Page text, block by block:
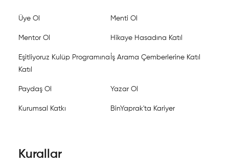
Üye Ol Menti Ol
Mentor Ol Hikaye Hasadına Katıl
Eşitliyoruz Kulüp Programına
Katıl
İş Arama Çemberlerine Katıl
Paydaş Ol Yazar Ol
Kurumsal Katkı BinYaprak'ta Kariyer
Kurallar